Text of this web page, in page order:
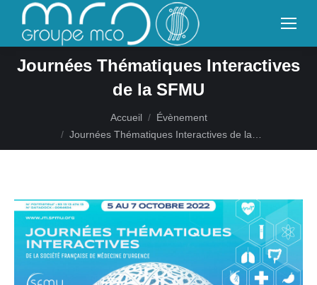
Journées Thématiques Interactives
de la SFMU
Accueil
Évènement
Journées Thématiques Interactives de la…